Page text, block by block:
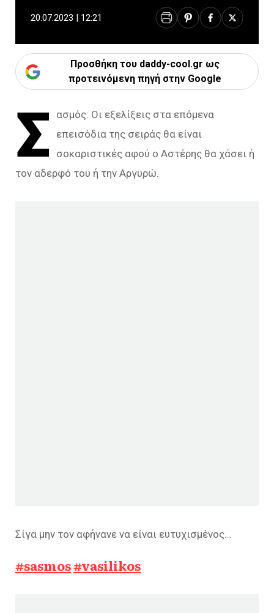
20.07.2023 | 12:21
Προσθήκη του daddy-cool.gr ως
προτεινόμενη πηγή στην Google
Σ
ασμός: Οι εξελίξεις στα επόμενα
επεισόδια της σειράς θα είναι
σοκαριστικές αφού ο Αστέρης θα χάσει ή
τον αδερφό του ή την Αργυρώ.
Σίγα μην τον αφήνανε να είναι ευτυχισμένος…
#sasmos#vasilikos